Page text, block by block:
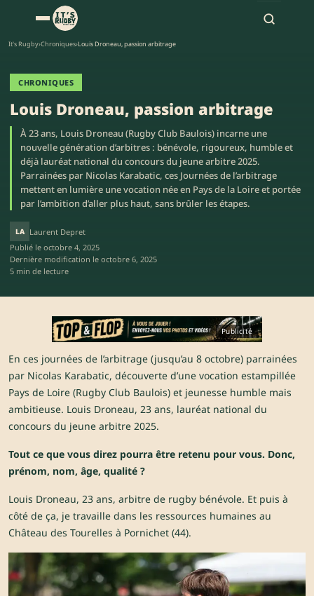
It's Rugby›Chroniques›Louis Droneau, passion arbitrage
CHRONIQUES
Louis Droneau, passion arbitrage
À 23 ans, Louis Droneau (Rugby Club Baulois) incarne une
nouvelle génération d’arbitres : bénévole, rigoureux, humble et
déjà lauréat national du concours du jeune arbitre 2025.
Parrainées par Nicolas Karabatic, ces Journées de l’arbitrage
mettent en lumière une vocation née en Pays de la Loire et portée
par l’ambition d’aller plus haut, sans brûler les étapes.
LA
Laurent Depret
Publié le octobre 4, 2025
Dernière modification le octobre 6, 2025
5 min de lecture
Publicité
En ces journées de l’arbitrage (jusqu’au 8 octobre) parrainées
par Nicolas Karabatic, découverte d’une vocation estampillée
Pays de Loire (Rugby Club Baulois) et jeunesse humble mais
ambitieuse. Louis Droneau, 23 ans, lauréat national du
concours du jeune arbitre 2025.
Tout ce que vous direz pourra être retenu pour vous. Donc,
prénom, nom, âge, qualité ?
Louis Droneau, 23 ans, arbitre de rugby bénévole. Et puis à
côté de ça, je travaille dans les ressources humaines au
Château des Tourelles à Pornichet (44).